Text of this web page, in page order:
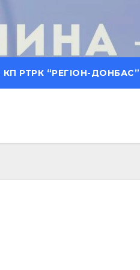
КП РТРК “РЕГІОН-ДОНБАС”